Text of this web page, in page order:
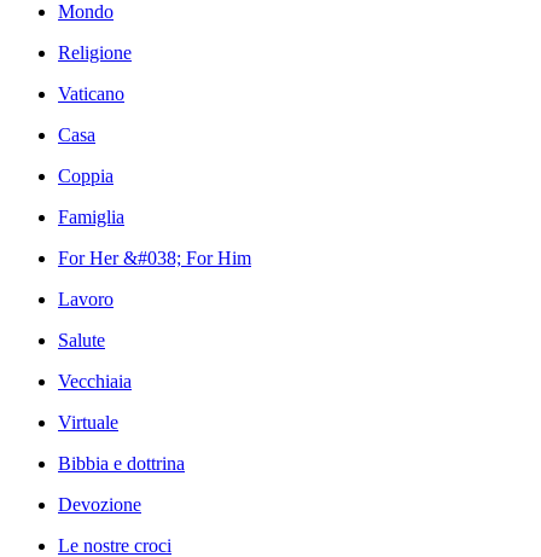
Mondo
Religione
Vaticano
Casa
Coppia
Famiglia
For Her &#038; For Him
Lavoro
Salute
Vecchiaia
Virtuale
Bibbia e dottrina
Devozione
Le nostre croci